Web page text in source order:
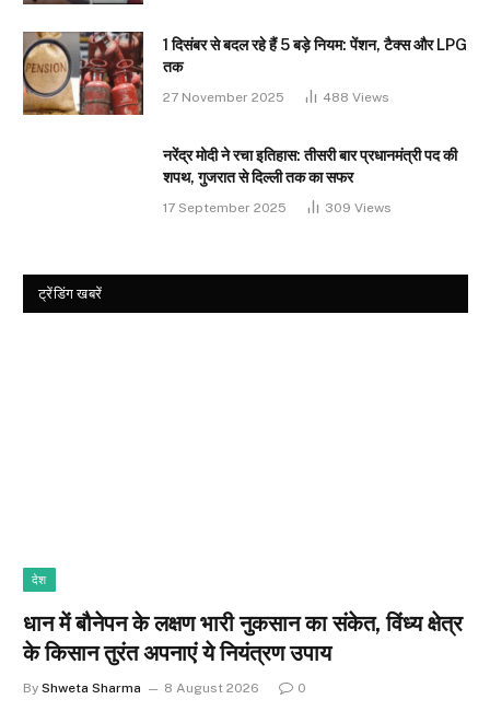
1 दिसंबर से बदल रहे हैं 5 बड़े नियम: पेंशन, टैक्स और LPG
तक
27 November 2025 488 Views
नरेंद्र मोदी ने रचा इतिहास: तीसरी बार प्रधानमंत्री पद की
शपथ, गुजरात से दिल्ली तक का सफर
17 September 2025 309 Views
ट्रेंडिंग खबरें
देश
धान में बौनेपन के लक्षण भारी नुकसान का संकेत, विंध्य क्षेत्र
के किसान तुरंत अपनाएं ये नियंत्रण उपाय
By Shweta Sharma 8 August 2026 0